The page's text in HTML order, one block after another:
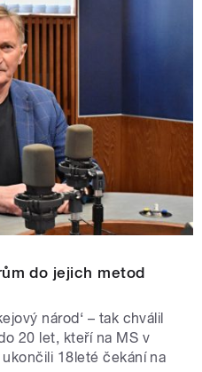
do jejich metod
národ‘ – tak chválil
20 let, kteří na MS v
18leté čekání na